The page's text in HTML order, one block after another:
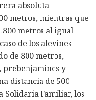
absoluta
metros, mientras que
metros al igual
de los alevines
de 800 metros,
prebenjamines y
distancia de 500
Solidaria Familiar, los